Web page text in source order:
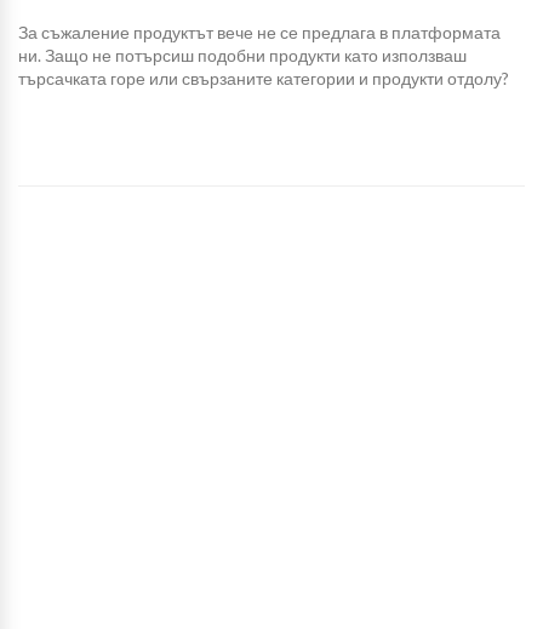
За съжаление продуктът вече не се предлага в платформата
ни. Защо не потърсиш подобни продукти като използваш
търсачката горе или свързаните категории и продукти отдолу?